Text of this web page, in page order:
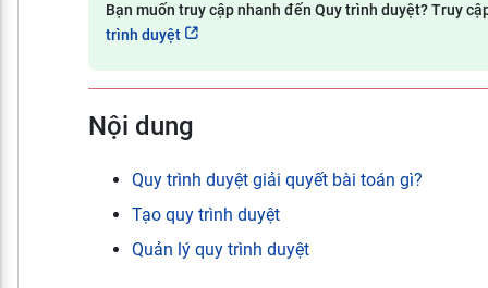
Bạn muốn truy cập nhanh đến Quy trình duyệt? Truy
trình duyệt
Nội dung
Quy trình duyệt giải quyết bài toán gì?
Tạo quy trình duyệt
Quản lý quy trình duyệt